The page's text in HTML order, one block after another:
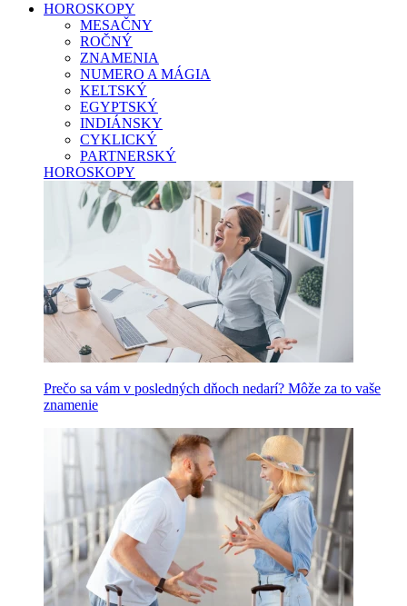
HOROSKOPY
MESAČNY
ROČNÝ
ZNAMENIA
NUMERO A MÁGIA
KELTSKÝ
EGYPTSKÝ
INDIÁNSKY
CYKLICKÝ
PARTNERSKÝ
HOROSKOPY
Prečo sa vám v posledných dňoch nedarí? Môže za to vaše
znamenie